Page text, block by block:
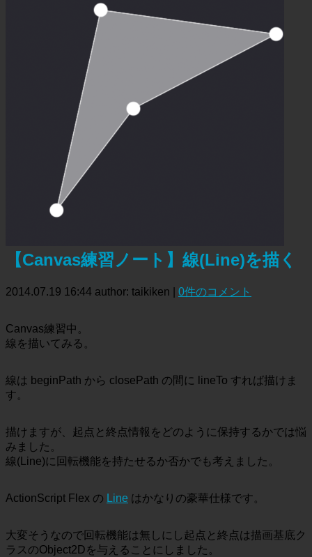
【Canvas練習ノート】線(Line)を描く
2014.07.19 16:44 author: taikiken 0件のコメント
Canvas練習中。
線を描いてみる。
線は beginPath から closePath の間に lineTo すれば描けま
す。
描けますが、起点と終点情報をどのように保持するかでは悩
みました。
線(Line)に回転機能を持たせるか否かでも考えました。
ActionScript Flex の Line はかなりの豪華仕様です。
大変そうなので回転機能は無しにし起点と終点は描画基底ク
ラスのObject2Dを与えることにしました。